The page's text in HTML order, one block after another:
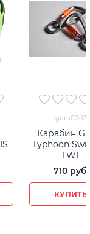
guru02-13
Карабин
Typhoon
TWL
710 руб.
КУПИТЬ